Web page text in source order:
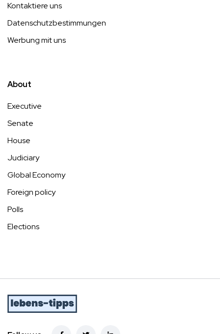
Kontaktiere uns
Datenschutzbestimmungen
Werbung mit uns
About
Executive
Senate
House
Judiciary
Global Economy
Foreign policy
Polls
Elections